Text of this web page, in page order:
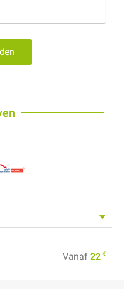
Vanaf 22 €